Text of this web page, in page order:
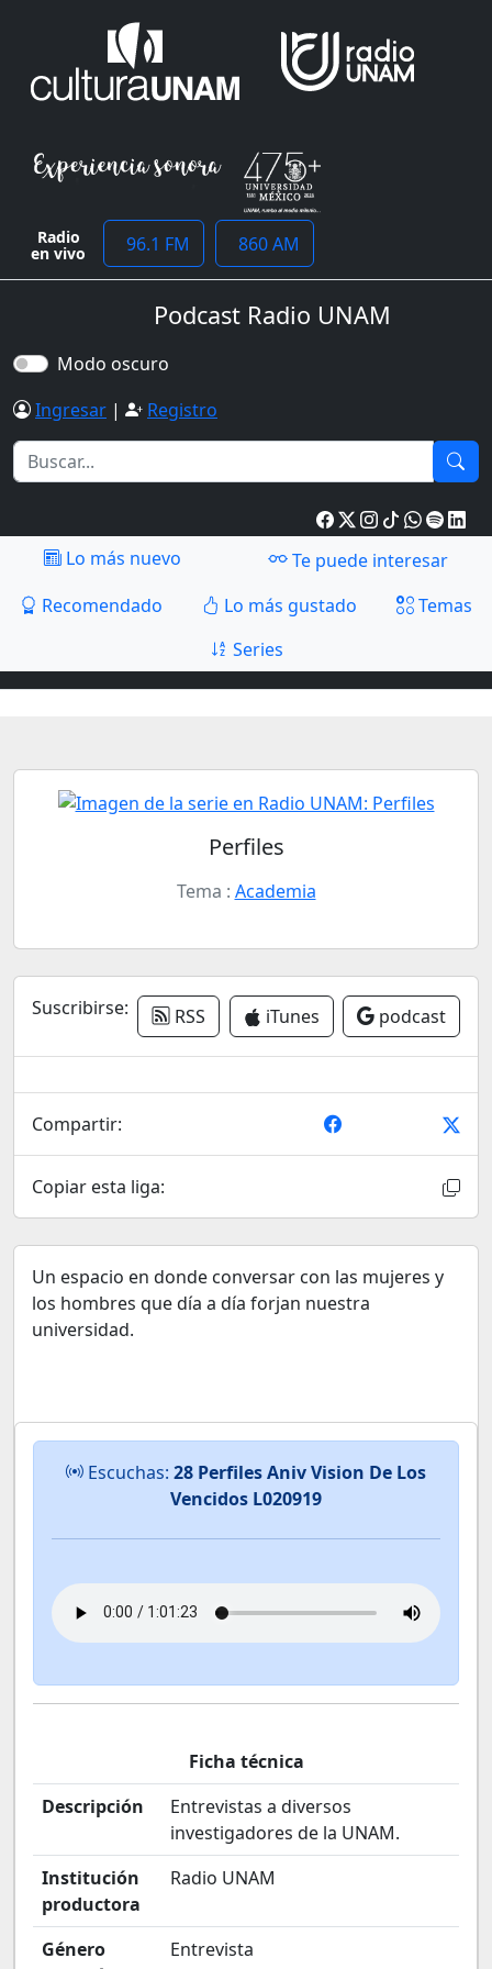
Radio
en vivo 96.1 FM 860 AM
Podcast Radio UNAM
Modo oscuro
Ingresar | Registro
Lo más nuevo
Te puede interesar
Recomendado
Lo más gustado
Temas
Series
Perfiles
Tema : Academia
Suscribirse: RSS iTunes podcast
Compartir:
Copiar esta liga:
Un espacio en donde conversar con las mujeres y
los hombres que día a día forjan nuestra
universidad.
Escuchas: 28 Perfiles Aniv Vision De Los
Vencidos L020919
Ficha técnica
Descripción
Entrevistas a diversos
investigadores de la UNAM.
Institución
productora
Radio UNAM
Género
Entrevista